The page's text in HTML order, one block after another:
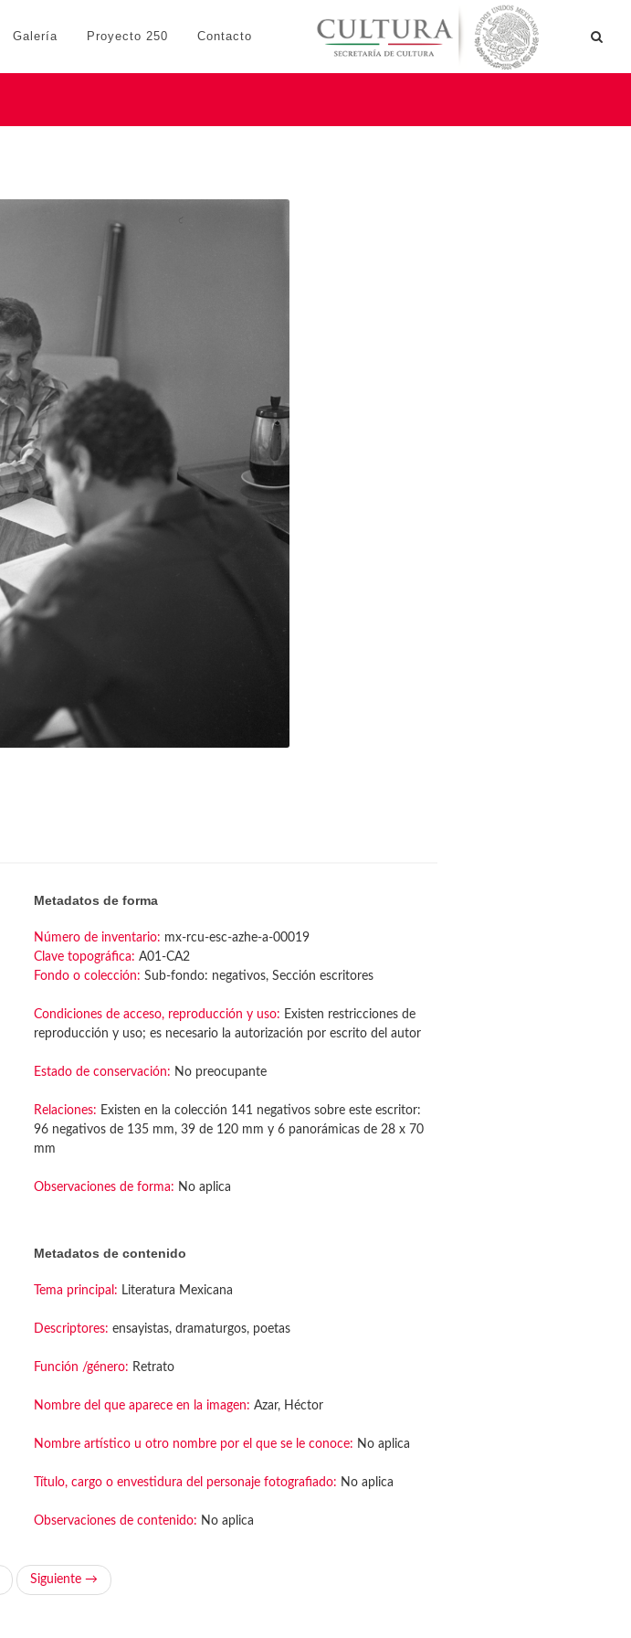
Galería Proyecto 250 Contacto
Metadatos de forma
Número de inventario: mx-rcu-esc-azhe-a-00019
Clave topográfica: A01-CA2
Fondo o colección: Sub-fondo: negativos, Sección escritores
Condiciones de acceso, reproducción y uso: Existen restricciones de
reproducción y uso; es necesario la autorización por escrito del autor
Estado de conservación: No preocupante
Relaciones: Existen en la colección 141 negativos sobre este escritor:
96 negativos de 135 mm, 39 de 120 mm y 6 panorámicas de 28 x 70
mm
Observaciones de forma: No aplica
Metadatos de contenido
Tema principal: Literatura Mexicana
Descriptores: ensayistas, dramaturgos, poetas
Función /género: Retrato
Nombre del que aparece en la imagen: Azar, Héctor
Nombre artístico u otro nombre por el que se le conoce: No aplica
Título, cargo o envestidura del personaje fotografiado: No aplica
Observaciones de contenido: No aplica
Siguiente →